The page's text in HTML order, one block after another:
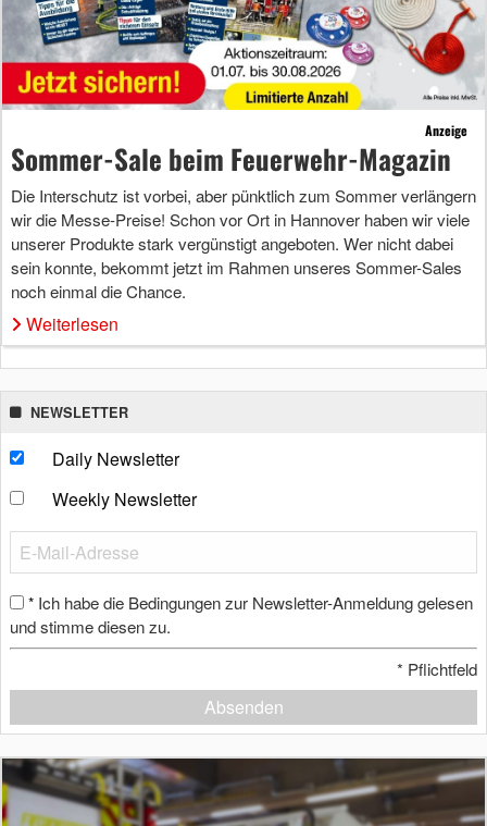
Anzeige
Sommer-Sale beim Feuerwehr-Magazin
Die Interschutz ist vorbei, aber pünktlich zum Sommer verlängern
wir die Messe-Preise! Schon vor Ort in Hannover haben wir viele
unserer Produkte stark vergünstigt angeboten. Wer nicht dabei
sein konnte, bekommt jetzt im Rahmen unseres Sommer-Sales
noch einmal die Chance.
Weiterlesen
NEWSLETTER
Daily Newsletter
Weekly Newsletter
* Ich habe die Bedingungen zur Newsletter-Anmeldung gelesen
und stimme diesen zu.
* Pflichtfeld
Absenden